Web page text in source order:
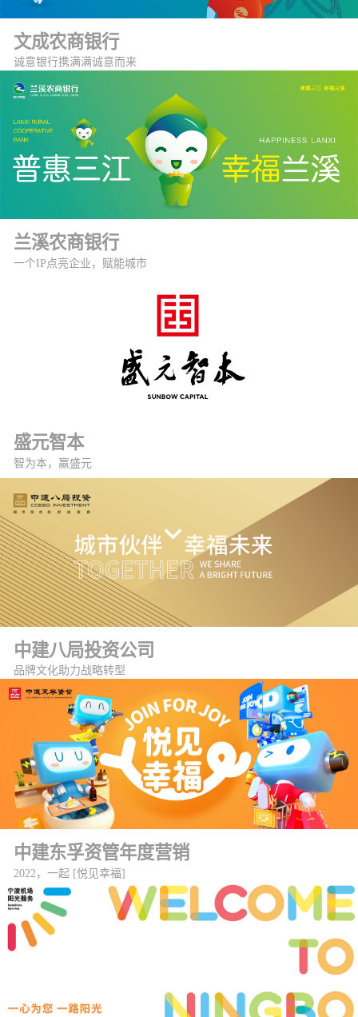
文成农商银行
诚意银行携满满诚意而来
兰溪农商银行
一个IP点亮企业，赋能城市
盛元智本
智为本，赢盛元
中建八局投资公司
品牌文化助力战略转型
中建东孚资管年度营销
2022，一起 [悦见幸福]